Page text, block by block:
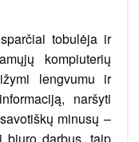
tobulėja ir
kompiuterių
lengvumu ir
naršyti
minusų –
biuro darbus, taip